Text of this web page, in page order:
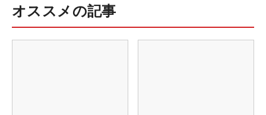
オススメの記事